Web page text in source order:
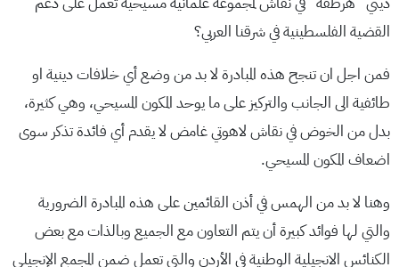
القضية الفلسطينية في شرقنا العربي؟
فمن اجل ان تنجح هذه المبادرة لا بد من وضع أي خلافات دينية او
طائفية الى الجانب والتركيز على ما يوحد المكون المسيحي، وهي كثيرة،
بدل من الخوض في نقاش لاهوتي غامض لا يقدم أي فائدة تذكر سوى
اضعاف المكون المسيحي.
وهنا لا بد من الهمس في أذن القائمين على هذه المبادرة الضرورية
والتي لها فوائد كبيرة أن يتم التعاون مع الجميع وبالذات مع بعض
الكنائس الانجيلية الوطنية في الأردن والتي تعمل ضمن المجمع الإنجيلي